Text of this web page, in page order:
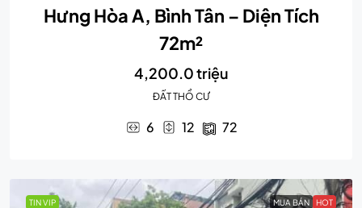
Hưng Hòa A, Bình Tân – Diện Tích
72m²
4,200.0 triệu
ĐẤT THỔ CƯ
6 12 72
TIN VIP MUA BÁN HOT